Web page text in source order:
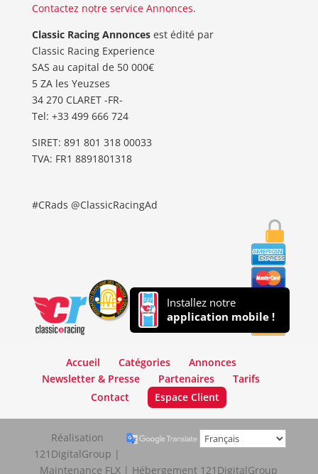
Contactez notre service Annonces.
Classic Racing Annoncesest édité par
Classic Racing Experience
SAS au capital de 50 000€
5 ZA les Yeuzses
34 270 CLARET -FR-
Tel: ‭+33 499 666 724‬
SIRET: 891 801 318 00033
TVA: FR1 8891801318
#CRads @ClassicRacingAd
Installez notre
application mobile !
Accueil Catégories
Annonces
Newsletter & Presse
Partenaires
Tarifs
Contact
Espace Client
Réalisation
121DigitalGroup |
Maintenance FLX | Hébergement 121DigitalGroup